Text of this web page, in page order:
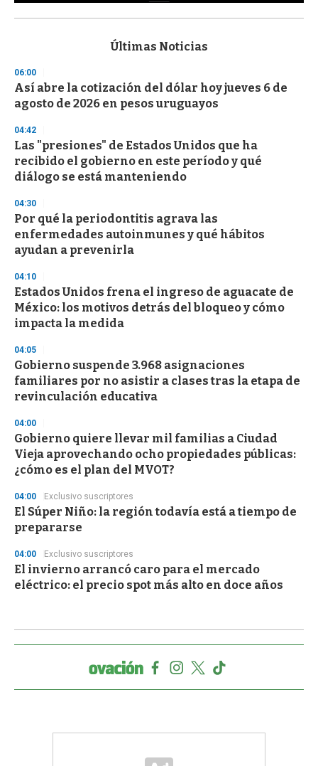
s
d
s
o
f
3
s
c
o
d
s
Últimas Noticias
06:00
Así abre la cotización del dólar hoy jueves 6 de
agosto de 2026 en pesos uruguayos
04:42
Las "presiones" de Estados Unidos que ha
recibido el gobierno en este período y qué
diálogo se está manteniendo
04:30
Por qué la periodontitis agrava las
enfermedades autoinmunes y qué hábitos
ayudan a prevenirla
04:10
Estados Unidos frena el ingreso de aguacate de
México: los motivos detrás del bloqueo y cómo
impacta la medida
04:05
Gobierno suspende 3.968 asignaciones
familiares por no asistir a clases tras la etapa de
revinculación educativa
04:00
Gobierno quiere llevar mil familias a Ciudad
Vieja aprovechando ocho propiedades públicas:
¿cómo es el plan del MVOT?
04:00 Exclusivo suscriptores
El Súper Niño: la región todavía está a tiempo de
prepararse
04:00 Exclusivo suscriptores
El invierno arrancó caro para el mercado
eléctrico: el precio spot más alto en doce años